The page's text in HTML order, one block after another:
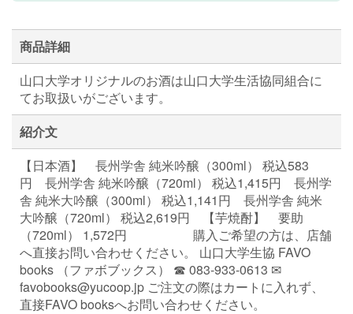
商品詳細
山口大学オリジナルのお酒は山口大学生活協同組合に
てお取扱いがございます。
紹介文
【日本酒】 長州学舎 純米吟醸（300ml） 税込583
円 長州学舎 純米吟醸（720ml） 税込1,415円 長州学
舎 純米大吟醸（300ml） 税込1,141円 長州学舎 純米
大吟醸（720ml） 税込2,619円 【芋焼酎】 要助
（720ml） 1,572円 購入ご希望の方は、店舗
へ直接お問い合わせください。 山口大学生協 FAVO
books （ファボブックス） ☎ 083-933-0613 ✉
favobooks@yucoop.jp ご注文の際はカートに入れず、
直接FAVO booksへお問い合わせください。